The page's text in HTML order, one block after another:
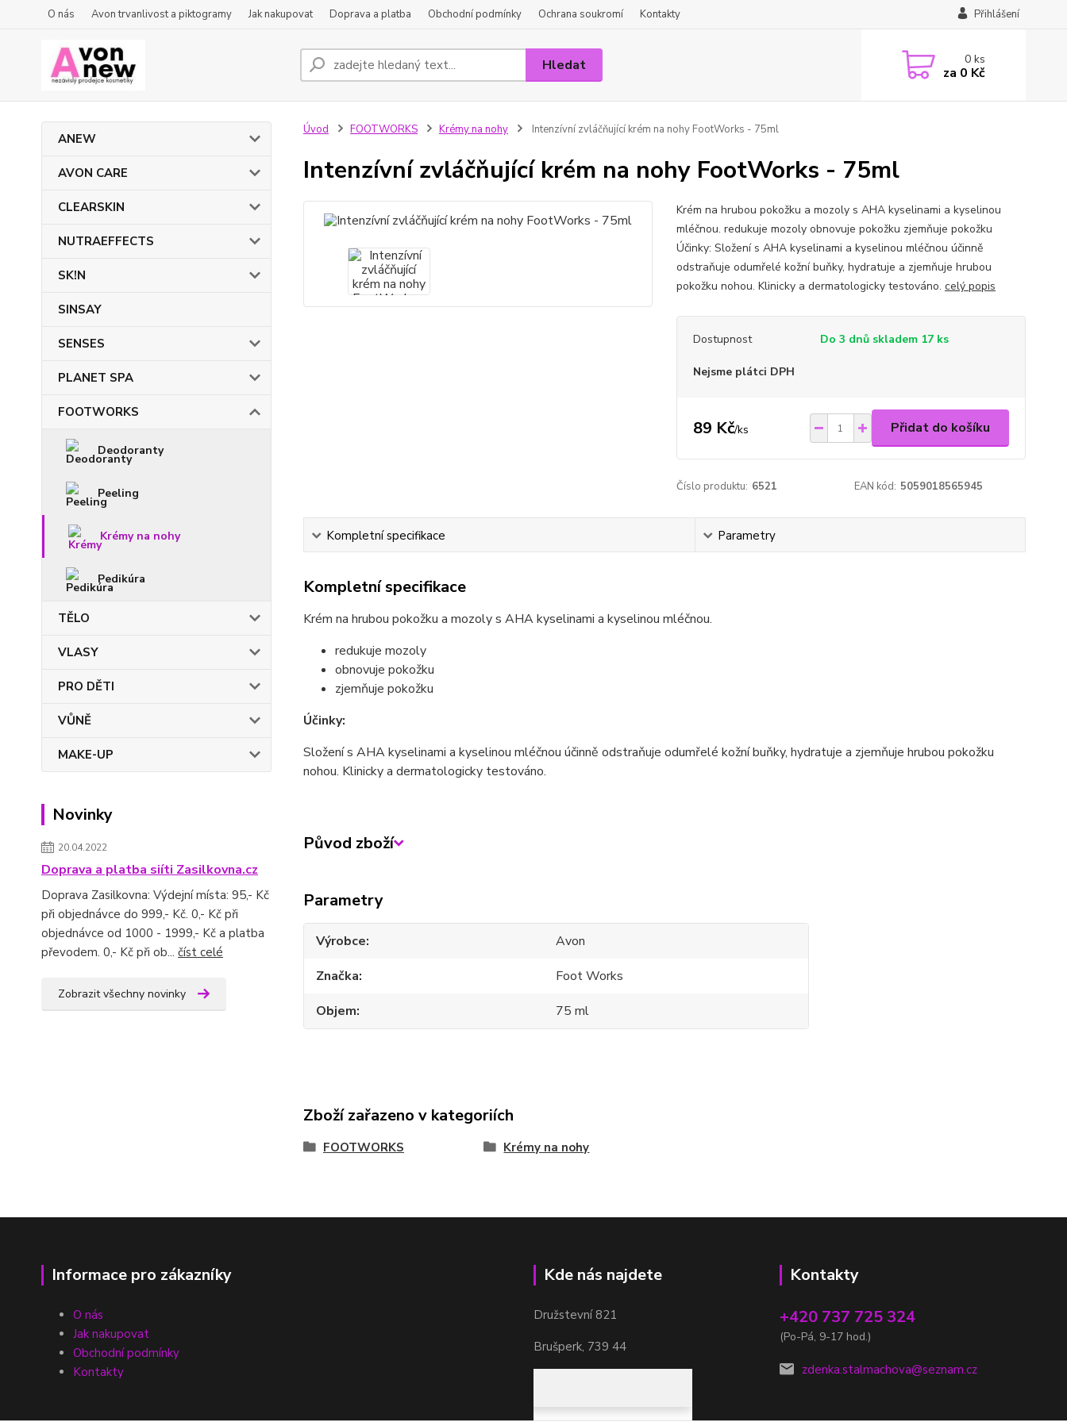
O nás Avon trvanlivost a piktogramy Jak nakupovat Doprava a platba Obchodní podmínky Ochrana soukromí Kontakty Přihlášení
Hledat 0ks
za 0 Kč
ANEW
AVON CARE
CLEARSKIN
NUTRAEFFECTS
SK!N
SINSAY
SENSES
PLANET SPA
FOOTWORKS
Deodoranty
Peeling
Krémy na nohy
Pedikúra
TĚLO
VLASY
PRO DĚTI
VŮNĚ
MAKE-UP
Novinky
20.04.2022
Doprava a platba siíti Zasilkovna.cz
Doprava Zasilkovna: Výdejní místa: 95,- Kč
při objednávce do 999,- Kč. 0,- Kč při
objednávce od 1000 - 1999,- Kč a platba
převodem. 0,- Kč při ob... číst celé
Zobrazit všechny novinky
Úvod FOOTWORKS Krémy na nohy Intenzívní zvláčňující krém na nohy FootWorks - 75ml
Intenzívní zvláčňující krém na nohy FootWorks - 75ml
Krém na hrubou pokožku a mozoly s AHA kyselinami a kyselinou
mléčnou. redukuje mozoly obnovuje pokožku zjemňuje pokožku
Účinky: Složení s AHA kyselinami a kyselinou mléčnou účinně
odstraňuje odumřelé kožní buňky, hydratuje a zjemňuje hrubou
pokožku nohou. Klinicky a dermatologicky testováno. celý popis
Dostupnost Do 3 dnů skladem 17 ks
Nejsme plátci DPH
89 Kč/ks Přidat do košíku
Číslo produktu: 6521 EAN kód: 5059018565945
Kompletní specifikace Parametry
Kompletní specifikace
Krém na hrubou pokožku a mozoly s AHA kyselinami a kyselinou mléčnou.
redukuje mozoly
obnovuje pokožku
zjemňuje pokožku
Účinky:
Složení s AHA kyselinami a kyselinou mléčnou účinně odstraňuje odumřelé kožní buňky, hydratuje a zjemňuje hrubou pokožku
nohou. Klinicky a dermatologicky testováno.
Původ zboží
Parametry
Výrobce
Avon
Značka
Foot Works
Objem
75 ml
Zboží zařazeno v kategoriích
FOOTWORKS Krémy na nohy
Informace pro zákazníky
O nás
Jak nakupovat
Obchodní podmínky
Kontakty
Kde nás najdete
Družstevní 821
Brušperk, 739 44
Kontakty
+420 737 725 324
(Po-Pá, 9-17 hod.)
zdenka.stalmachova@seznam.cz